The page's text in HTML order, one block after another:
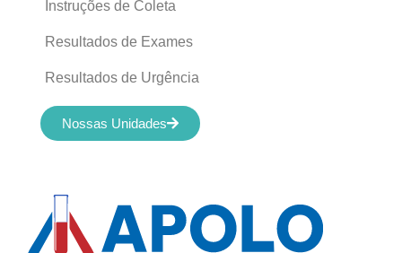
Instruções de Coleta
Resultados de Exames
Resultados de Urgência
Nossas Unidades